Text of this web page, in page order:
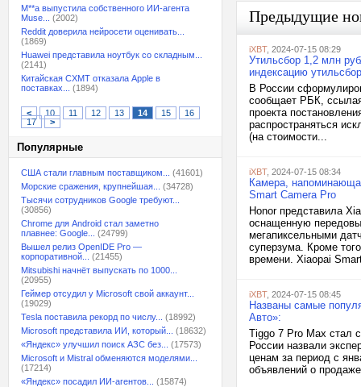
M**a выпустила собственного ИИ-агента
Muse...
(2002)
Reddit доверила нейросети оценивать...
(1869)
Huawei представила ноутбук со складным...
(2141)
Китайская CXMT отказала Apple в
поставках...
(1894)
< 10 11 12 13 14 15
16
17
>
Популярные
США стали главным поставщиком...
(41601)
Морские сражения, крупнейшая...
(34728)
Тысячи сотрудников Google требуют...
(30856)
Chrome для Android стал заметно
плавнее: Google...
(24799)
Вышел релиз OpenIDE Pro —
корпоративной...
(21455)
Mitsubishi начнёт выпускать по 1000...
(20955)
Геймер отсудил у Microsoft свой аккаунт...
(19029)
Tesla поставила рекорд по числу...
(18992)
Microsoft представила ИИ, который...
(18632)
«Яндекс» улучшил поиск АЗС без...
(17573)
Microsoft и Mistral обменяются моделями...
(17214)
«Яндекс» посадил ИИ-агентов...
(15874)
Предыдущие
iXBT, 2024-07-15 08:29
Утильсбор 1,2 млн
индексацию
В России
сообщает РБК,
проекта
распространяться
(на стоимости...
iXBT, 2024-07-15 08:34
Камера,
Smart Camera Pro
Honor представила
оснащенную
мегапиксельными
суперзума. Кроме
времени. Xiaopai
iXBT, 2024-07-15 08:45
Названы самые
Авто»:
Tiggo 7 Pro Max стал
России назвали
ценам за период с
объявлений о